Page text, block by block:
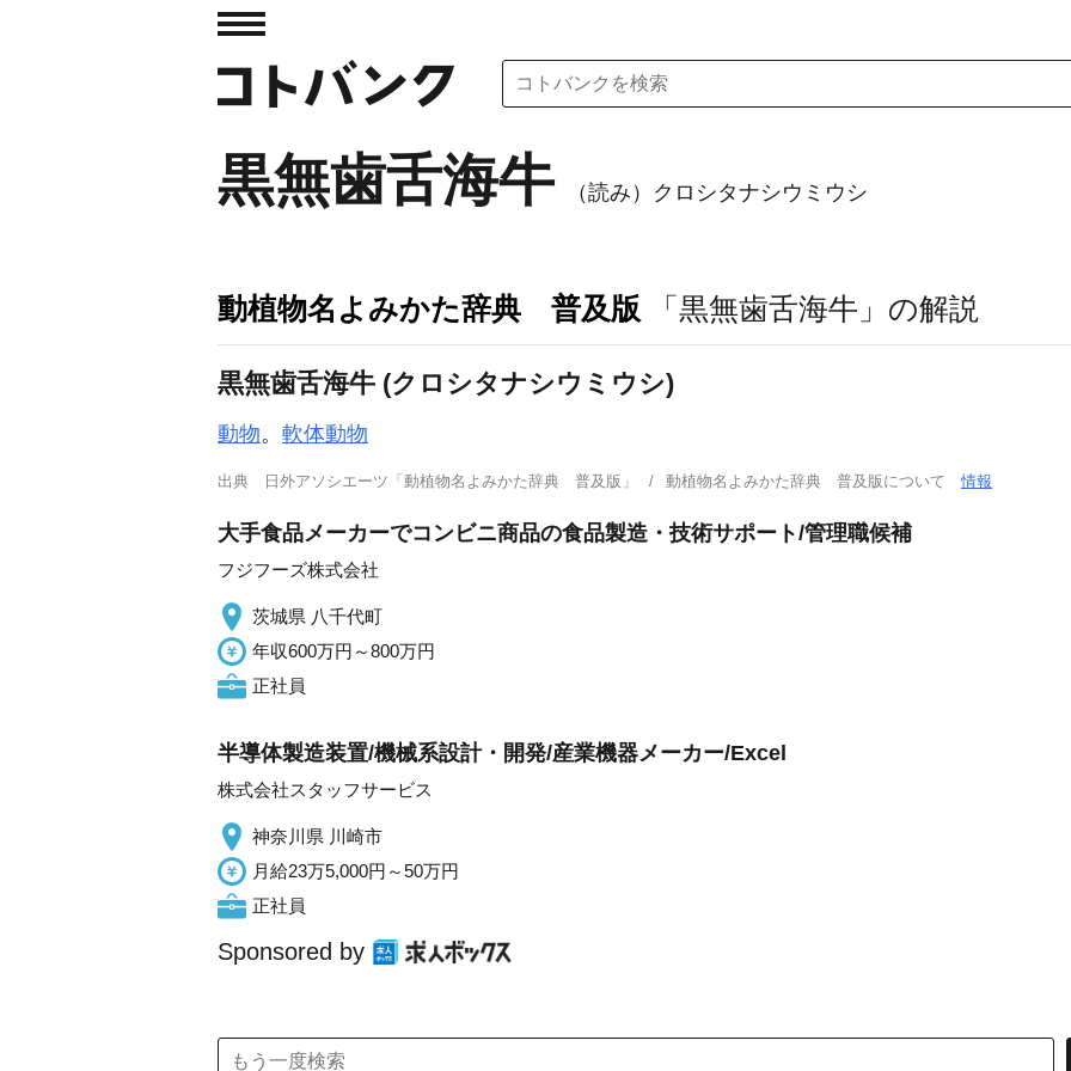
黒無歯舌海牛 （読み）クロシタナシウミウシ
動植物名よみかた辞典 普及版 「黒無歯舌海牛」の解説
黒無歯舌海牛 (クロシタナシウミウシ)
動物。 軟体動物
出典 日外アソシエーツ「動植物名よみかた辞典 普及版」 動植物名よみかた辞典 普及版について情報
大手食品メーカーでコンビニ商品の食品製造・技術サポート/管理職候補
フジフーズ株式会社
茨城県 八千代町
年収600万円～800万円
正社員
半導体製造装置/機械系設計・開発/産業機器メーカー/Excel
株式会社スタッフサービス
神奈川県 川崎市
月給23万5,000円～50万円
正社員
Sponsored by